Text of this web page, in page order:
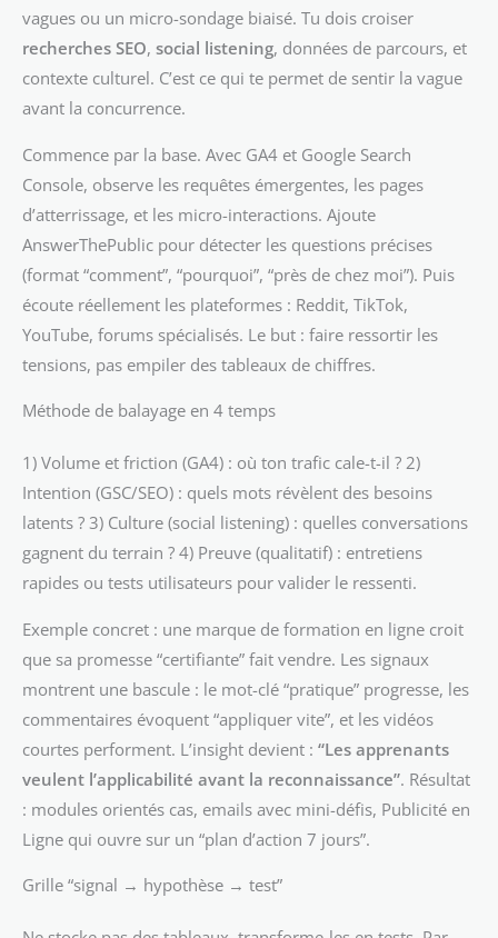
vagues ou un micro-sondage biaisé. Tu dois croiser
recherches SEO, social listening, données de parcours, et
contexte culturel. C’est ce qui te permet de sentir la vague
avant la concurrence.
Commence par la base. Avec GA4 et Google Search
Console, observe les requêtes émergentes, les pages
d’atterrissage, et les micro-interactions. Ajoute
AnswerThePublic pour détecter les questions précises
(format “comment”, “pourquoi”, “près de chez moi”). Puis
écoute réellement les plateformes : Reddit, TikTok,
YouTube, forums spécialisés. Le but : faire ressortir les
tensions, pas empiler des tableaux de chiffres.
Méthode de balayage en 4 temps
1) Volume et friction (GA4) : où ton trafic cale-t-il ? 2)
Intention (GSC/SEO) : quels mots révèlent des besoins
latents ? 3) Culture (social listening) : quelles conversations
gagnent du terrain ? 4) Preuve (qualitatif) : entretiens
rapides ou tests utilisateurs pour valider le ressenti.
Exemple concret : une marque de formation en ligne croit
que sa promesse “certifiante” fait vendre. Les signaux
montrent une bascule : le mot-clé “pratique” progresse, les
commentaires évoquent “appliquer vite”, et les vidéos
courtes performent. L’insight devient : “Les apprenants
veulent l’applicabilité avant la reconnaissance”. Résultat
: modules orientés cas, emails avec mini-défis, Publicité en
Ligne qui ouvre sur un “plan d’action 7 jours”.
Grille “signal → hypothèse → test”